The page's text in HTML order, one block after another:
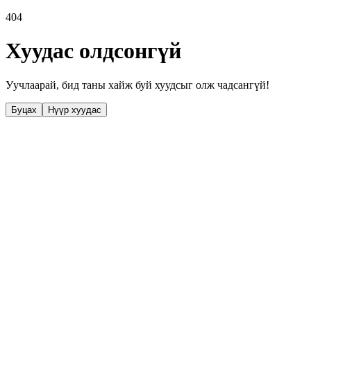
404
Хуудас олдсонгүй
Уучлаарай, бид таны хайж буй хуудсыг олж чадсангүй!
Буцах Нүүр хуудас